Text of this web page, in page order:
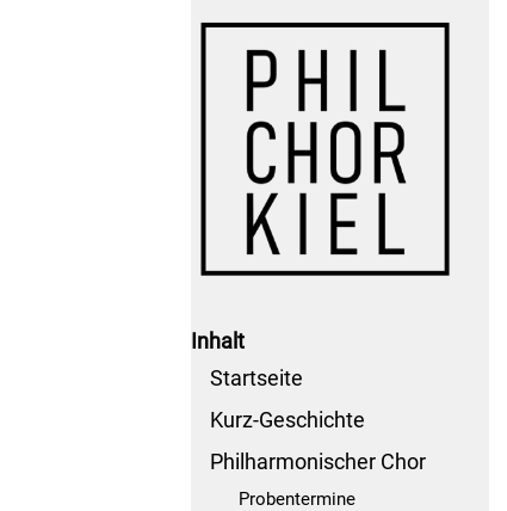
Inhalt
Startseite
Kurz-Geschichte
Philharmonischer Chor
Probentermine